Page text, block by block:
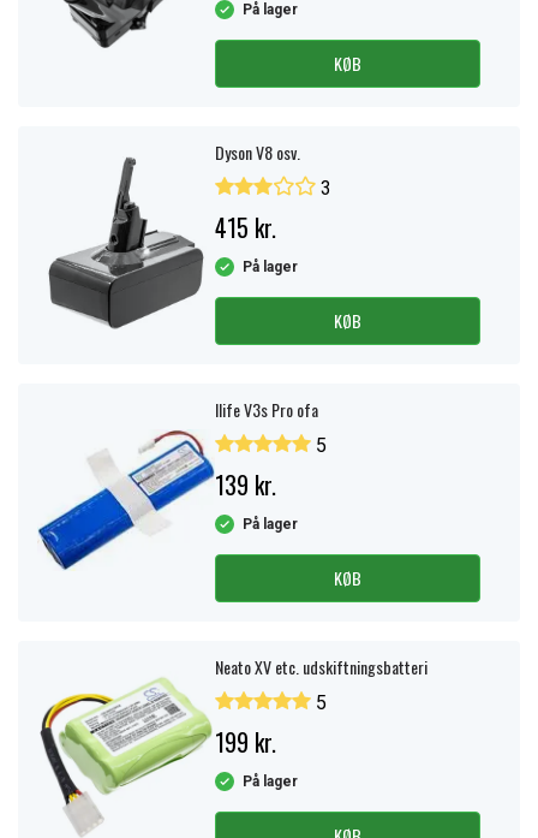
På lager
KØB
Dyson V8 osv.
3
415 kr.
På lager
KØB
Ilife V3s Pro ofa
5
139 kr.
På lager
KØB
Neato XV etc. udskiftningsbatteri
5
199 kr.
På lager